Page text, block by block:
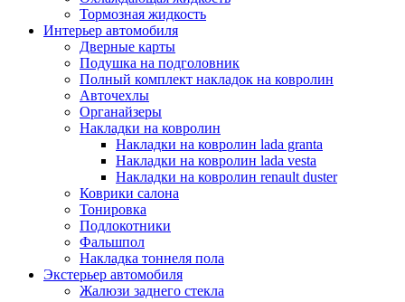
Тормозная жидкость
Интерьер автомобиля
Дверные карты
Подушка на подголовник
Полный комплект накладок на ковролин
Авточехлы
Органайзеры
Накладки на ковролин
Накладки на ковролин lada granta
Накладки на ковролин lada vesta
Накладки на ковролин renault duster
Коврики салона
Тонировка
Подлокотники
Фальшпол
Накладка тоннеля пола
Экстерьер автомобиля
Жалюзи заднего стекла